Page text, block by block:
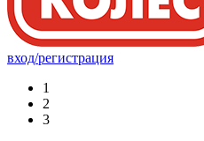
вход/регистрация
1
2
3